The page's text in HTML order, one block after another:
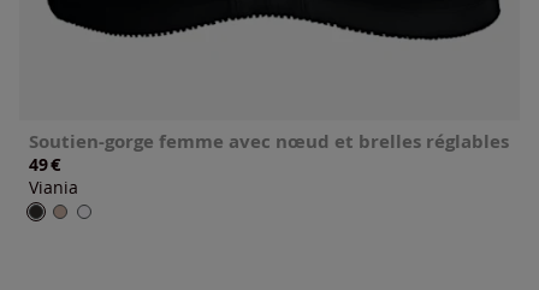
Soutien-gorge femme avec nœud et brelles réglables
49€
Viania